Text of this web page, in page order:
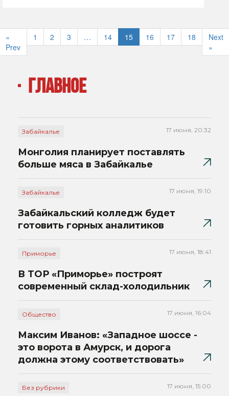
«
Prev
1 2 3 … 14 15 16 17 18
Next
»
ГЛАВНОЕ
Забайкалье 17 июня, 20:32
Монголия планирует поставлять
больше мяса в Забайкалье
Забайкалье 17 июня, 19:10
Забайкальский колледж будет
готовить горных аналитиков
Приморье 17 июня, 18:41
В ТОР «Приморье» построят
современный склад-холодильник
Общество 17 июня, 16:04
Максим Иванов: «Западное шоссе -
это ворота в Амурск, и дорога
должна этому соответствовать»
Без рубрики 17 июня, 15:00